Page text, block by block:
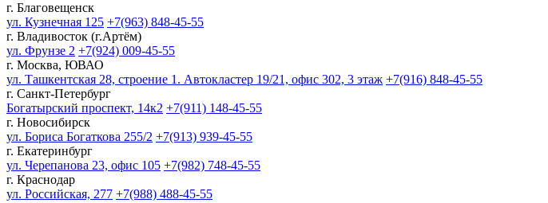
г. Благовещенск
ул. Кузнечная 125 +7(963) 848-45-55
г. Владивосток (г.Артём)
ул. Фрунзе 2 +7(924) 009-45-55
г. Москва, ЮВАО
ул. Ташкентская 28, строение 1. Автокластер 19/21, офис 302, 3 этаж +7(916) 848-45-55
г. Санкт-Петербург
Богатырский проспект, 14к2 +7(911) 148-45-55
г. Новосибирск
ул. Бориса Богаткова 255/2 +7(913) 939-45-55
г. Екатеринбург
ул. Черепанова 23, офис 105 +7(982) 748-45-55
г. Краснодар
ул. Российская, 277 +7(988) 488-45-55